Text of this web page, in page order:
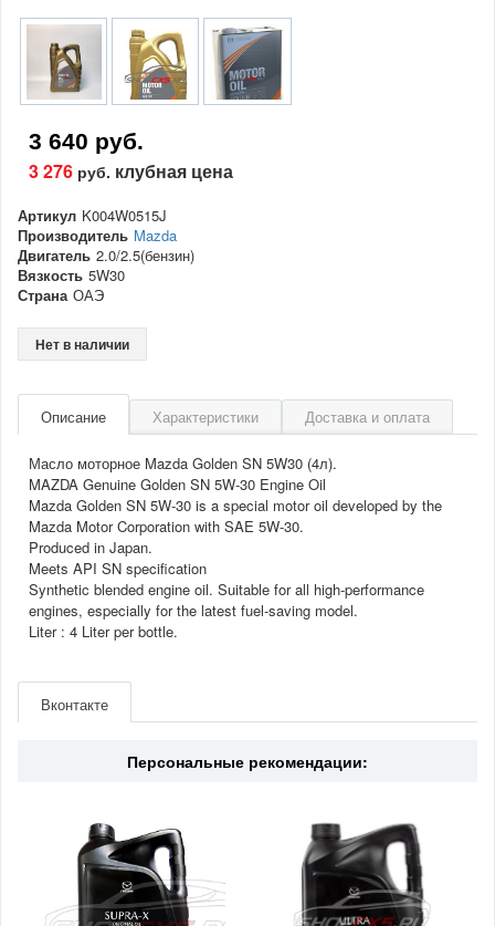
3 640 руб.
3 276 руб. клубная цена
Артикул K004W0515J
Производитель Mazda
Двигатель 2.0/2.5(бензин)
Вязкость 5W30
Страна ОАЭ
Нет в наличии
Описание Характеристики Доставка и оплата
Масло моторное Mazda Golden SN 5W30 (4л).
MAZDA Genuine Golden SN 5W-30 Engine Oil
Mazda Golden SN 5W-30 is a special motor oil developed by the
Mazda Motor Corporation with SAE 5W-30.
Produced in Japan.
Meets API SN specification
Synthetic blended engine oil. Suitable for all high-performance
engines, especially for the latest fuel-saving model.
Liter : 4 Liter per bottle.
Двигатель 2.0/2.5(бензин)
Вконтакте
Персональные рекомендации: